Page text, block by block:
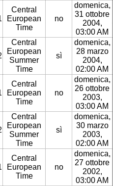
Central
European
Time
no
domenica,
31 ottobre
2004,
03:00 AM
Central
European
Summer
Time
sì
domenica,
28 marzo
2004,
02:00 AM
Central
European
Time
no
domenica,
26 ottobre
2003,
03:00 AM
Central
European
Summer
Time
sì
domenica,
30 marzo
2003,
02:00 AM
Central
European
Time
no
domenica,
27 ottobre
2002,
03:00 AM